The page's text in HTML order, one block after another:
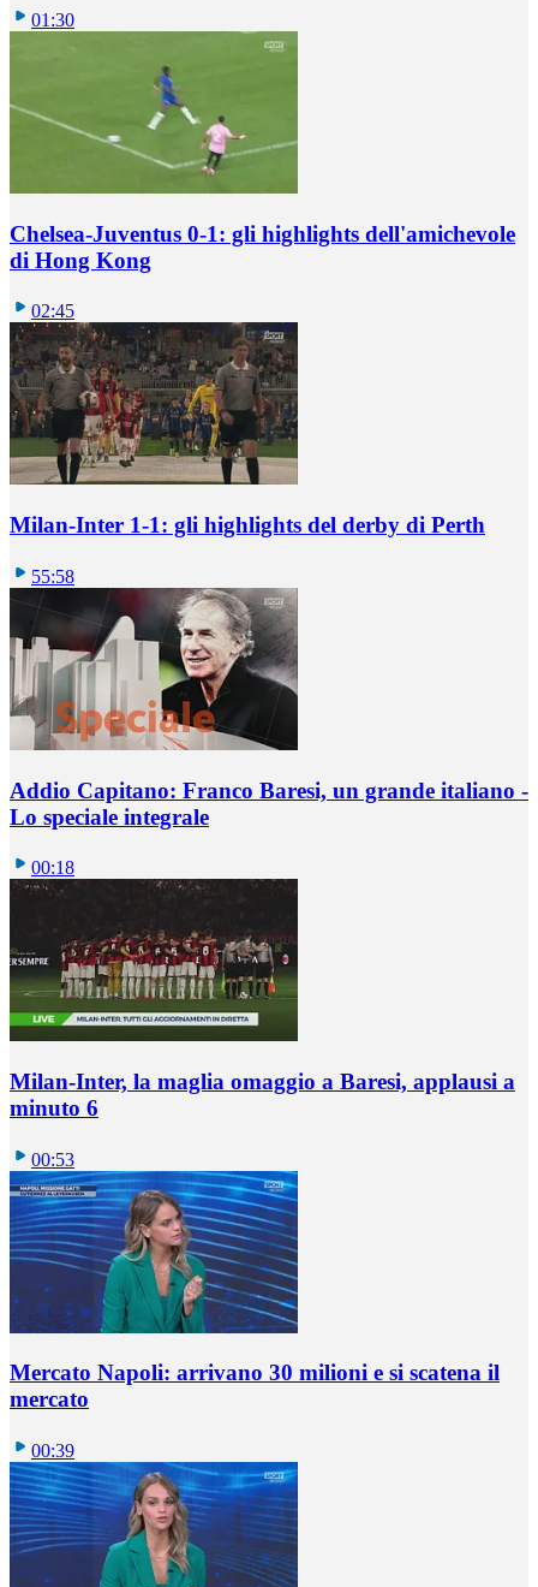
01:30
Chelsea-Juventus 0-1: gli highlights dell'amichevole
di Hong Kong
02:45
Milan-Inter 1-1: gli highlights del derby di Perth
55:58
Addio Capitano: Franco Baresi, un grande italiano -
Lo speciale integrale
00:18
Milan-Inter, la maglia omaggio a Baresi, applausi a
minuto 6
00:53
Mercato Napoli: arrivano 30 milioni e si scatena il
mercato
00:39